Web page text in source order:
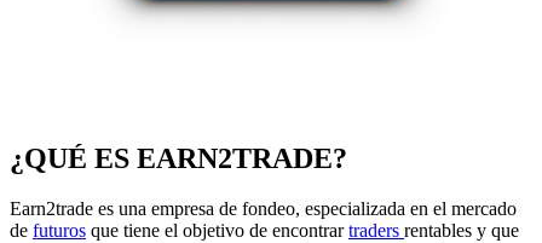
¿QUÉ ES EARN2TRADE?
Earn2trade es una empresa de fondeo, especializada en el mercado
de futuros que tiene el objetivo de encontrartraders rentables y que